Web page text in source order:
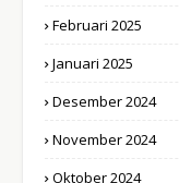
Februari 2025
Januari 2025
Desember 2024
November 2024
Oktober 2024